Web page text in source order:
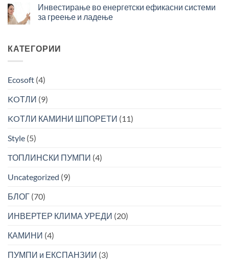
брз
поврат
за
и
пролетта
најдобро
набавка
инвертер
и
пумпи
Инвестирање во енергетски ефикасни системи
за греење и ладење
енергетски
греење
ладење
КАТЕГОРИИ
Ecosoft (4)
KOТЛИ (9)
KOТЛИ КАМИНИ ШПОРЕТИ (11)
Style (5)
TОПЛИНСКИ ПУМПИ (4)
Uncategorized (9)
БЛОГ (70)
ИНВЕРТЕР КЛИМА УРЕДИ (20)
КАМИНИ (4)
ПУМПИ и ЕКСПАНЗИИ (3)